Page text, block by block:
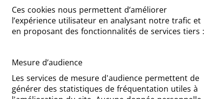
Ces cookies nous permettent d’améliorer
l’expérience utilisateur en analysant notre trafic et
en proposant des fonctionnalités de services tiers :
Mesure d’audience
Les services de mesure d'audience permettent de
générer des statistiques de fréquentation utiles à